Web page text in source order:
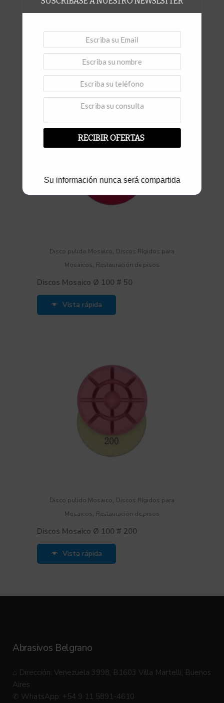
,
Discos para mármol ROX Ø 75 mm # 30
Vista rápida
Disco pulido Mosaico, Discos Rígidos para
Mosaicos, Restauración de pisos
Discos Mosaico Ø 100 # 50
Vista rápida
Disco pulido Mosaico, Discos Rígidos para
Mosaicos, Restauración de pisos
Discos Mosaico Ø 100 # 200
Vista rápida
Abrasivos Belgrano
⌂ Dirección: Venezuela 3998, B1603 Villa Martelli, Buenos
Aires
✆ WhatsApp: +54 9 11 5891-4610
RECIBIR OFERTAS
Su información nunca será compartida